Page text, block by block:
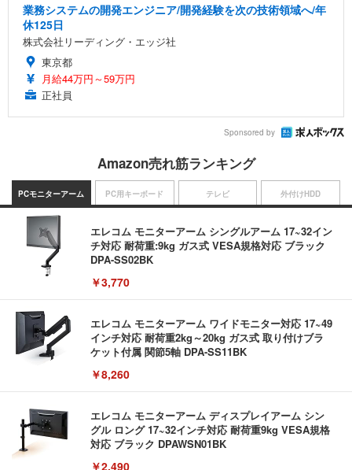
業務システムの開発エンジニア/開発経験を次の技術領域へ/年
休125日
株式会社リーディング・エッジ社
東京都
月給44万円～59万円
正社員
Sponsored by
Amazon売れ筋ランキング
PCモニターアーム
エレコム モニターアーム シングルアーム 17~32イン
チ対応 耐荷重:9kg ガス式 VESA規格対応 ブラック
DPA-SS02BK
￥3,770
エレコム モニターアーム ワイドモニター対応 17~49
インチ対応 耐荷重2kg～20kg ガス式 取り付けブラ
ケット付属 関節5軸 DPA-SS11BK
￥8,260
エレコム モニターアーム ディスプレイアーム シン
グル ロング 17~32インチ対応 耐荷重9kg VESA規格
対応 ブラック DPAWSN01BK
￥2,490
PC用キーボード テレビ 外付けHDD